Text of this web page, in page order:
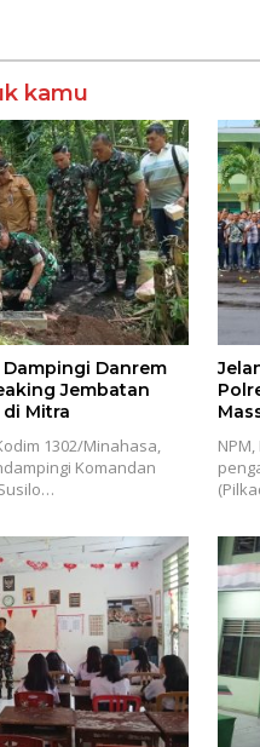
kamu
Danrem
Jembatan
di Mitra
1302/Minahasa,
Komandan